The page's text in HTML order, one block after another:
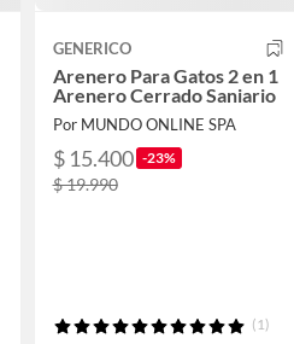
GENERICO
Arenero Para Gatos 2 en 1
Arenero Cerrado Saniario
Por MUNDO ONLINE SPA
$ 15.400 -23%
$ 19.990
(1)